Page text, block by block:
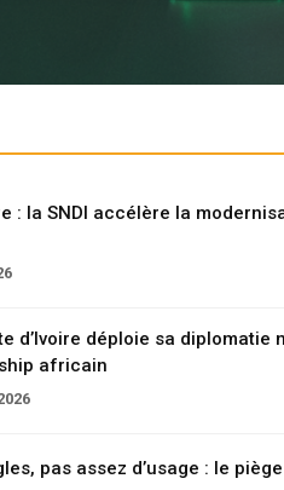
: la SNDI accélère la
d’Ivoire déploie sa
africain
pas assez d’usage : le